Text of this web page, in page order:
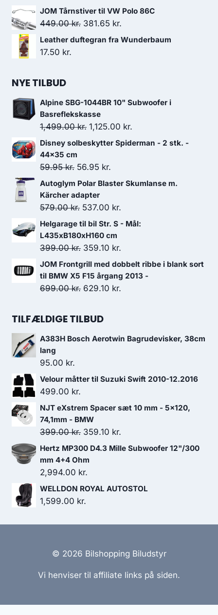
JOM Tårnstiver til VW Polo 86C
449.00kr. Den
oprindelige
381.65 kr.
aktuelle
Leather duftegran fra Wunderbaum
17.50 kr.
NYE TILBUD
Alpine SBG-1044BR 10" Subwoofer i
Basreflekskasse
1,499.00kr. Den
oprindelige
var:
1,499.00 kr..
1,125.00 kr.
aktuelle
1,125.00 kr..
Disney solbeskytter Spiderman - 2 stk. -
44x35 cm
59.95kr. Den
oprindelige
pris
var:
59.95 kr..
56.95 kr.
aktuelle
er:
56.95 kr..
Autoglym Polar Blaster Skumlanse m.
Kärcher adapter
579.00kr. Den
oprindelige
pris
var:
579.00 kr..
537.00 kr.
aktuelle
537.00 kr..
Helgarage til bil Str. S - Mål:
L435xB180xH160 cm
399.00kr. Den
oprindelige
pris
var:
359.10 kr.
aktuelle
pris
JOM Frontgrill med dobbelt ribbe i blank sort
til BMW X5 F15 årgang 2013 -
699.00kr. Den
pris
699.00 kr..
629.10 kr.
629.10 kr..
TILFÆLDIGE TILBUD
A383H Bosch Aerotwin Bagrudevisker, 38cm
lang
95.00 kr.
Velour måtter til Suzuki Swift 2010-12.2016
499.00 kr.
NJT eXstrem Spacer sæt 10 mm - 5x120,
74,1mm - BMW
399.00kr. Den
oprindelige
pris
var:
399.00 kr..
359.10 kr.
aktuelle
359.10 kr..
Hertz MP300 D4.3 Mille Subwoofer 12"/300
mm 4+4 Ohm
2,994.00 kr.
WELLDON ROYAL AUTOSTOL
1,599.00 kr.
© 2026 Bilshopping Biludstyr
Vi henviser til affiliate links på siden.